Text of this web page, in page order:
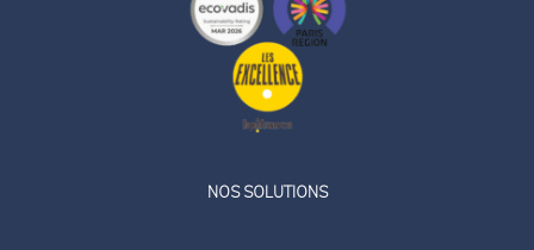
NOS SOLUTIONS